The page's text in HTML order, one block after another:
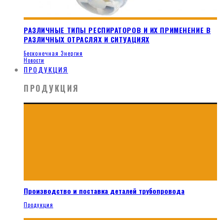
РАЗЛИЧНЫЕ ТИПЫ РЕСПИРАТОРОВ И ИХ ПРИМЕНЕНИЕ В
РАЗЛИЧНЫХ ОТРАСЛЯХ И СИТУАЦИЯХ
Бесконечная Энергия
Новости
ПРОДУКЦИЯ
ПРОДУКЦИЯ
Производство и поставка деталей трубопровода
Продукция